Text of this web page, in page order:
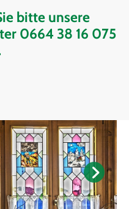
bitte unsere
0664 38 16 075